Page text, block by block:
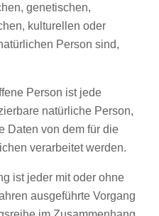
genetischen,
kulturellen oder
Person sind,
Person ist jede
natürliche Person,
Daten von dem für die
verarbeitet werden.
ist jeder mit oder ohne
ausgeführte Vorgang